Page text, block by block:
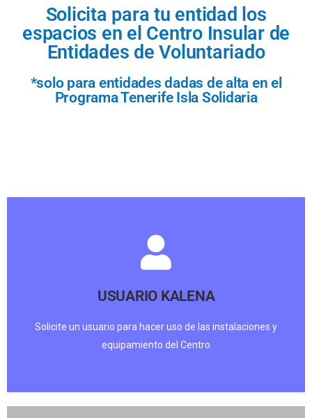
Solicita para tu entidad los
espacios en el Centro Insular de
Entidades de Voluntariado
*solo para entidades dadas de alta en el
Programa Tenerife Isla Solidaria
USUARIO KALENA
Solicite un usuario para hacer uso de las instalaciones y
equipamiento del Centro
Pinche aquí